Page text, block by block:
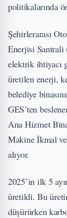
politikalarında
Şehirlerarası
Enerjisi Santrali
elektrik ihtiyacı
üretilen enerji,
belediye
GES’ten
Ana Hizmet
Makine İkmal
alıyor.
2025’in ilk 5
üretildi. Bu
düşürürken